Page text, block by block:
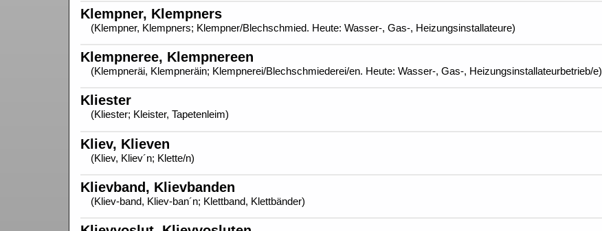
Klempner, Klempners
(Klempner, Klempners; Klempner/Blechschmied. Heute: Wasser-, Gas-, Heizungsinstallateure)
Klempneree, Klempnereen
(Klempneräi, Klempneräin; Klempnerei/Blechschmiederei/en. Heute: Wasser-, Gas-, Heizungsinstallateurbetrieb/e)
Kliester
(Kliester; Kleister, Tapetenleim)
Kliev, Klieven
(Kliev, Kliev´n; Klette/n)
Klievband, Klievbanden
(Kliev-band, Kliev-ban´n; Klettband, Klettbänder)